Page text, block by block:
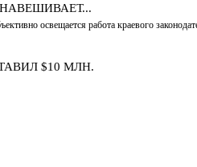
освещается работа краевого
$10 МЛН.